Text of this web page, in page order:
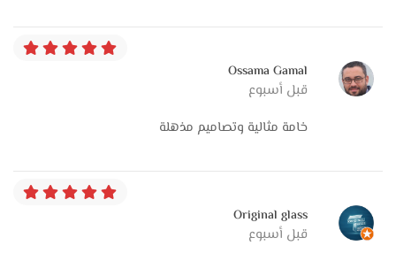
وعروسة بيدوروا على أثاث مودرن شكله شيك، عملي، وخامته متينة.
التصميمات رايقة، الخامة قوية، والنتيجة بيت متناسب وشيك يليق
ببداية حياة جديدة مليانة راحة وذوق.
Ossama Gamal
قبل أسبوع
خامة مثالية وتصاميم مذهلة
Original glass
قبل أسبوع